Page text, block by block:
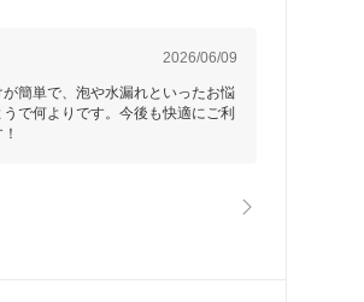
2026/06/09
簡単で、泡や水漏れといったお悩
で何よりです。今後も快適にご利